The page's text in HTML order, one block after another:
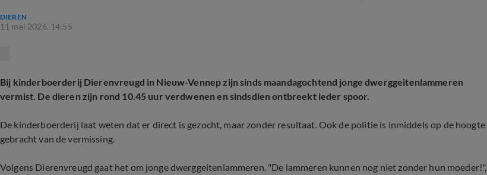
DIEREN
11 mei 2026, 14:55
Bij kinderboerderij Dierenvreugd in Nieuw-Vennep zijn sinds maandagochtend jonge dwerggeitenlammeren
vermist. De dieren zijn rond 10.45 uur verdwenen en sindsdien ontbreekt ieder spoor.
De kinderboerderij laat weten dat er direct is gezocht, maar zonder resultaat. Ook de politie is inmiddels op de hoogte
gebracht van de vermissing.
Volgens Dierenvreugd gaat het om jonge dwerggeitenlammeren. "De lammeren kunnen nog niet zonder hun moeder!",